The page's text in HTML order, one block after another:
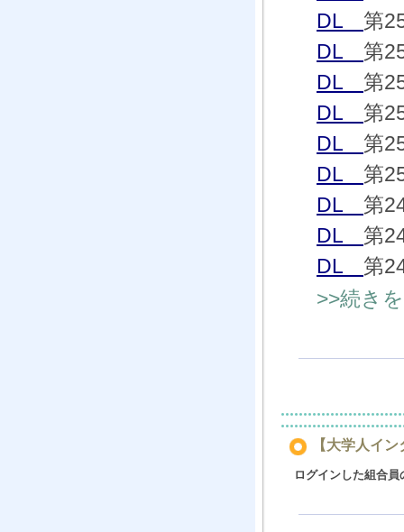
DL 第
DL 第
DL 第
DL 第
DL 第
DL 第
DL 第
DL 第
DL 第
>>続き
【大学人イ
ログインした組合